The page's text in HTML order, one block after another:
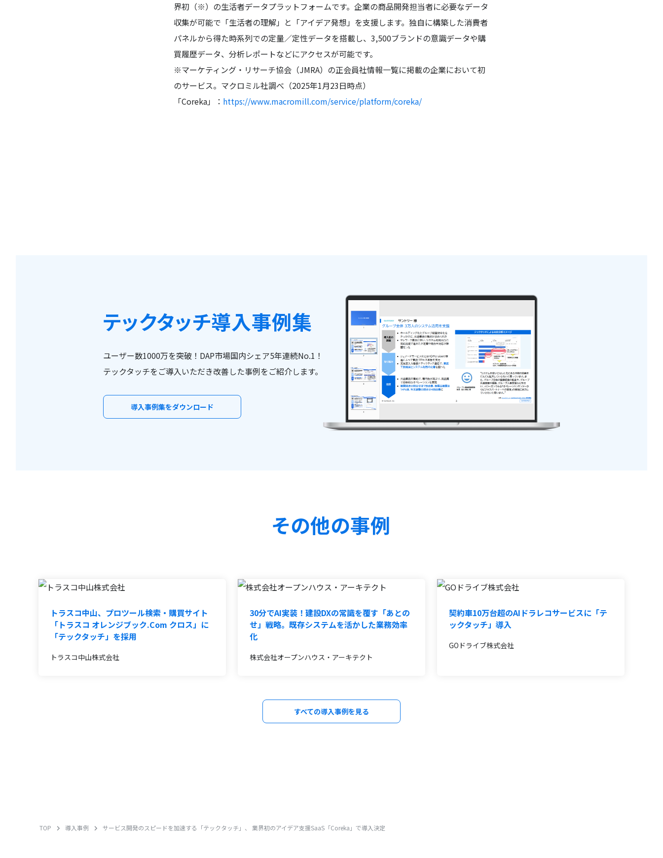
界初（※）の生活者データプラットフォームです。企業の商品開発担当者に必要なデータ
収集が可能で「生活者の理解」と「アイデア発想」を支援します。独自に構築した消費者
パネルから得た時系列での定量／定性データを搭載し、3,500ブランドの意識データや購
買履歴データ、分析レポートなどにアクセスが可能です。
※マーケティング・リサーチ協会（JMRA）の正会員社情報一覧に掲載の企業において初
のサービス。マクロミル社調べ（2025年1月23日時点）
「Coreka」： https://www.macromill.com/service/platform/coreka/
テックタッチ導入事例集
ユーザー数1000万を突破！DAP市場国内シェア5年連続No.1！
テックタッチをご導入いただき改善した事例をご紹介します。
導入事例集をダウンロード
その他の事例
トラスコ中山、プロツール検索・購買サイト
「トラスコ オレンジブック.Com クロス」に
「テックタッチ」を採用
トラスコ中山株式会社
30分でAI実装！建設DXの常識を覆す「あとの
せ」戦略。既存システムを活かした業務効率
化
株式会社オープンハウス・アーキテクト
契約車10万台超のAIドラレコサービスに「テ
ックタッチ」導入
GOドライブ株式会社
すべての導入事例を見る
TOP 導入事例 サービス開発のスピードを加速する「テックタッチ」、 業界初のアイデア支援SaaS「Coreka」で導入決定